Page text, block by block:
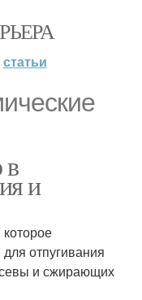
статьи
и
отпугивания
и сжирающих